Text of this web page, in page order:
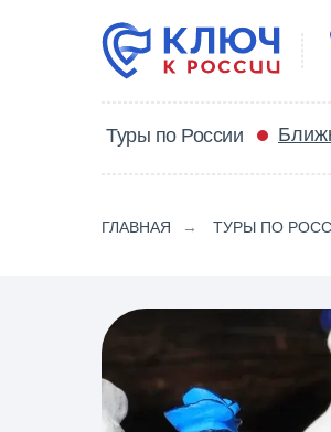
Туры по России
ГЛАВНАЯ → ТУРЫ ПО